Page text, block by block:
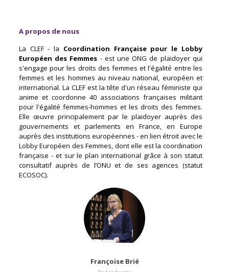
A propos de nous
La CLEF - la Coordination Française pour le Lobby
Européen des Femmes - est une ONG de plaidoyer qui
s'engage pour les droits des femmes et l'égalité entre les
femmes et les hommes au niveau national, européen et
international. La CLEF est la tête d'un réseau féministe qui
anime et coordonne 40 associations françaises militant
pour l'égalité femmes-hommes et les droits des femmes.
Elle œuvre principalement par le plaidoyer auprès des
gouvernements et parlements en France, en Europe
auprès des institutions européennes - en lien étroit avec le
Lobby Européen des Femmes, dont elle est la coordination
française - et sur le plan international grâce à son statut
consultatif auprès de l’ONU et de ses agences (statut
ECOSOC).
Françoise Brié